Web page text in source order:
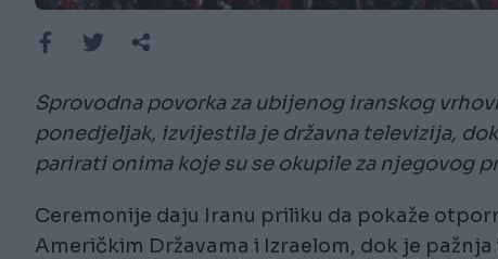
Sprovodna povorka za ubijenog iranskog
ponedjeljak, izvijestila je državna televizija,
parirati onima koje su se okupile za njegovog
Ceremonije daju Iranu priliku da pokaže
Američkim Državama i Izraelom, dok je